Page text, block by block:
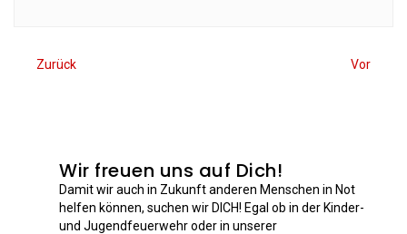
Zurück Vor
Wir freuen uns auf Dich!
Damit wir auch in Zukunft anderen Menschen in Not
helfen können, suchen wir DICH! Egal ob in der Kinder-
und Jugendfeuerwehr oder in unserer